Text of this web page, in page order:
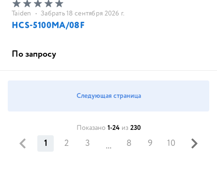
Taiden • Забрать 18 сентября 2026 г.
HCS-5100MA/08F
По запросу
Следующая страница
Показано 1-24 из 230
1 2 3 ... 8 9 10